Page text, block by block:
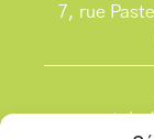
7, rue
et de